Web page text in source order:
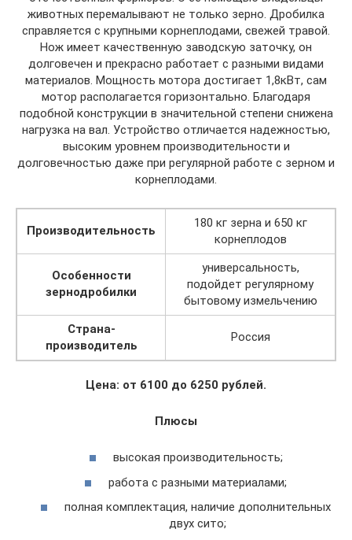
животных перемалывают не только зерно. Дробилка
справляется с крупными корнеплодами, свежей травой.
Нож имеет качественную заводскую заточку, он
долговечен и прекрасно работает с разными видами
материалов. Мощность мотора достигает 1,8кВт, сам
мотор располагается горизонтально. Благодаря
подобной конструкции в значительной степени снижена
нагрузка на вал. Устройство отличается надежностью,
высоким уровнем производительности и
долговечностью даже при регулярной работе с зерном и
корнеплодами.
Производительность
180 кг зерна и 650 кг
корнеплодов
Особенности
зернодробилки
универсальность,
подойдет регулярному
бытовому измельчению
Страна-
производитель
Россия
Цена: от 6100 до 6250 рублей.
Плюсы
высокая производительность;
работа с разными материалами;
полная комплектация, наличие дополнительных
двух сито;